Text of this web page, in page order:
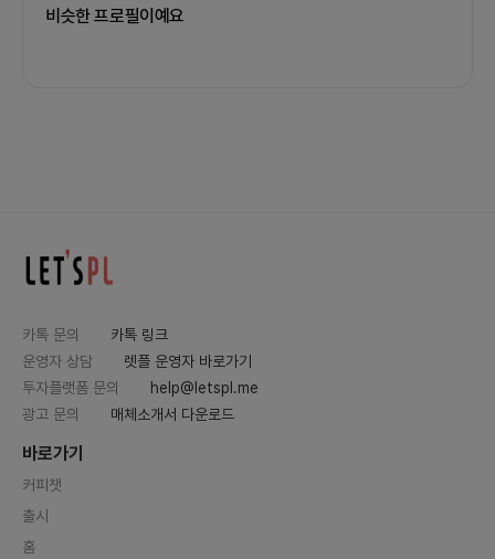
비슷한 프로필이예요
카톡 문의
카톡 링크
운영자 상담
렛플 운영자 바로가기
투자플랫폼 문의
help@letspl.me
광고 문의
매체소개서 다운로드
바로가기
커피챗
출시
홈